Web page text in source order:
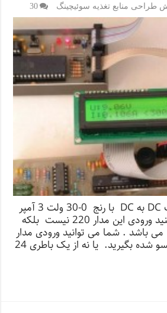
طراحی منابع تغذیه سوئیچینگ 30
منبع تغذیه سوئیچینگ DC به DC با رنج 0-30 ولت 3 آمپر
دیجیتال ، اگر دقت کنید ورودی این مدار 220 نیست بلکه
30ولت تا 12ولت DC می باشد . شما می توانید ورودی مدار
را از خروجی ترانس یکسو شده بگیرید. یا نه از یک باطری 24